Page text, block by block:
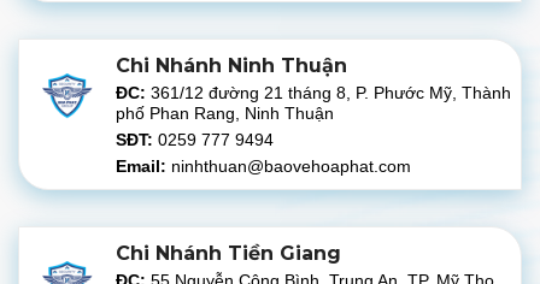
Chi Nhánh Ninh Thuận
ĐC: 361/12 đường 21 tháng 8, P. Phước Mỹ, Thành
phố Phan Rang, Ninh Thuận
SĐT: 0259 777 9494
Email: ninhthuan@baovehoaphat.com
Chi Nhánh Tiền Giang